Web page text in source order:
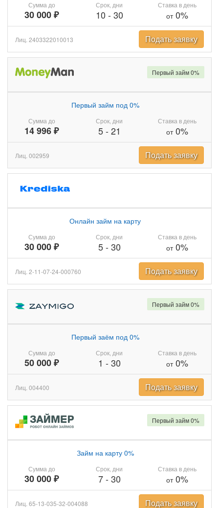
Сумма до
30 000 ₽
Срок, дни
10 - 30
Ставка в день
от0%
Лиц. 2403322010013 Подать заявку
Сумма до
14 996 ₽
Первый займ под 0%
Срок, дни
5- 21
Ставка в день
от0%
Первый займ 0%
Лиц. 002959 Подать заявку
Сумма до
30 000 ₽
Онлайн займ на карту
Срок, дни
5- 30
Ставка в день
от0%
Лиц. 2-11-07-24-000760 Подать заявку
Сумма до
50 000 ₽
Первый заём под 0%
Срок, дни
1 - 30
Ставка в день
от0%
Первый займ 0%
Лиц. 004400 Подать заявку
Сумма до
30 000 ₽
Займ на карту 0%
Срок, дни
7- 30
Ставка в день
от0%
Первый займ 0%
Лиц. 65-13-035-32-004088 Подать заявку